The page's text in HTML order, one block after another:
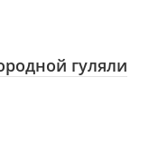
гуляли